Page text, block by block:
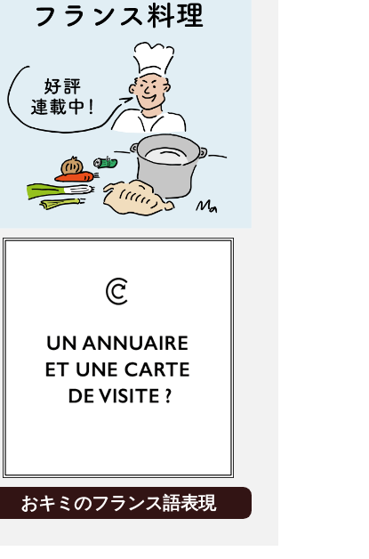
おキミのフランス語表現